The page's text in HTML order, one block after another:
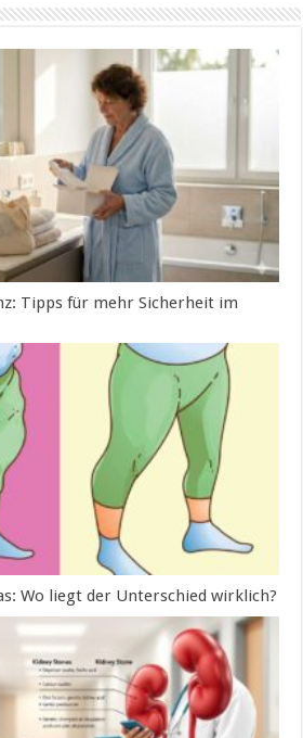
Tipps für mehr Sicherheit im
Wo liegt der Unterschied wirklich?